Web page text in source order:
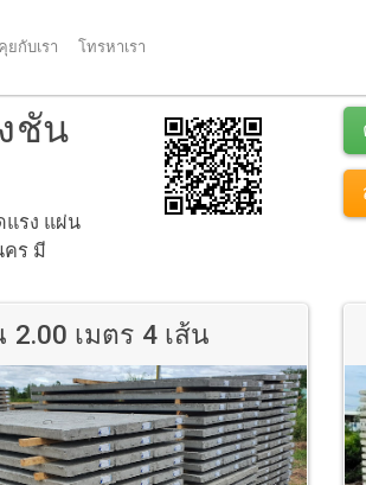
คุยกับเรา โทรหาเรา
ชัน
รง แผ่น
ร มี
เมตร 4 เส้น